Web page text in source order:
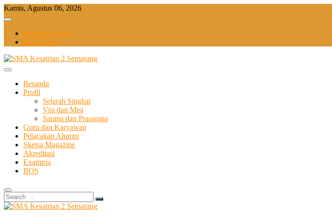
Skip
to
Kamis, Agustus 06, 2026
Hubungi Kami
Buku Tamu
Beranda
Profil
Sejarah Singkat
Visi dan Misi
Sarana dan Prasarana
Guru dan Karyawan
Pelacakan Alumni
Sketsa Magazine
Akreditasi
Examtria
BOS
Search
…